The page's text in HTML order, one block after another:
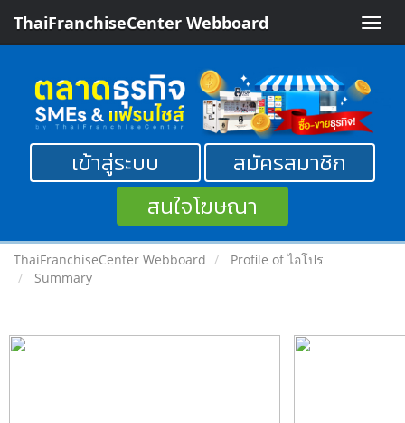
Toggle
ThaiFranchiseCenter Webboard
เข้าสู่ระบบ
สมัครสมาชิก
สนใจโฆษณา
ThaiFranchiseCenter Webboard
Profile of ไอโปร
Summary